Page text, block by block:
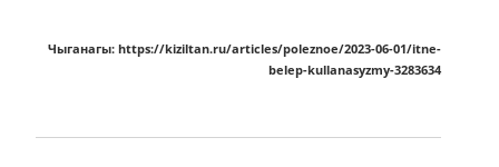
Чыганагы: https://kiziltan.ru/articles/poleznoe/2023-06-01/itne-
belep-kullanasyzmy-3283634